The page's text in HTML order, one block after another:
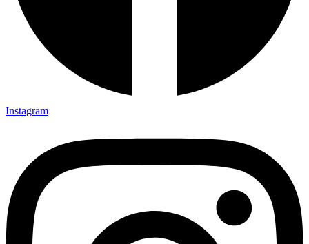
Instagram